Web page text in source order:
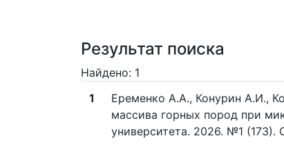
Результат поиска
Найдено: 1
1
Еременко А.А., Конурин А.И.,
массива горных пород при
университета. 2026. №1 (173).